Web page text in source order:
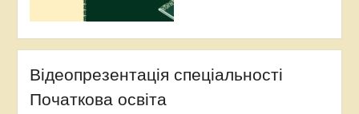
Відеопрезентація спеціальності
Початкова освіта